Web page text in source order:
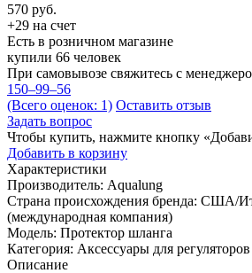
570 руб.
+29 на счет
Есть в розничном магазине
купили 66 человек
При самовывозе свяжитесь с
150–99–56
(Всего оценок: 1) Оставить отзыв
Задать вопрос
Чтобы купить, нажмите кнопку
Добавить в корзину
Характеристики
Производитель: Aqualung
Страна происхождения бренда: США/
(международная компания)
Модель: Протектор шланга
Категория: Аксессуары для регуляторов
Описание